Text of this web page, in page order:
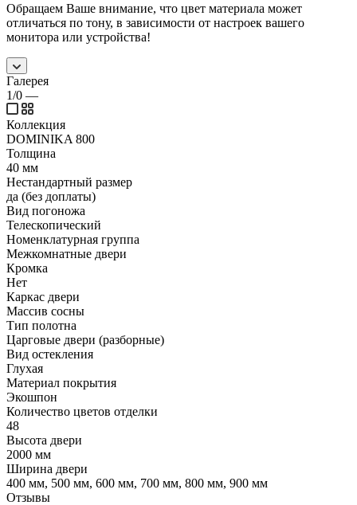
Обращаем Ваше внимание, что цвет материала может
отличаться по тону, в зависимости от настроек вашего
монитора или устройства!
Галерея
1/0 —
Коллекция
DOMINIKA 800
Толщина
40 мм
Нестандартный размер
да (без доплаты)
Вид погоножа
Телескопический
Номенклатурная группа
Межкомнатные двери
Кромка
Нет
Каркас двери
Массив сосны
Тип полотна
Царговые двери (разборные)
Вид остекления
Глухая
Материал покрытия
Экошпон
Количество цветов отделки
48
Высота двери
2000 мм
Ширина двери
400 мм, 500 мм, 600 мм, 700 мм, 800 мм, 900 мм
Отзывы